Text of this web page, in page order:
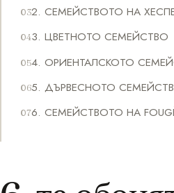
2. СЕМЕЙСТВОТО НА
3. ЦВЕТНОТО СЕМЕЙСТВО
4. ОРИЕНТАЛСКОТО
5. ДЪРВЕСНОТО
6. СЕМЕЙСТВОТО НА